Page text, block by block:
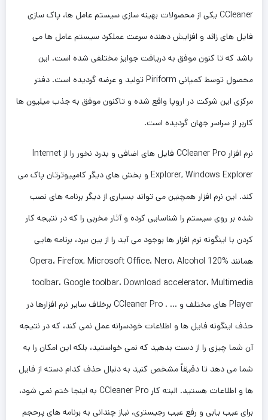
CCleaner یکی از محصولات بهینه سازی سیستم عامل ها، پاک سازی
فایل های زائد و افزایش دهنده سرعت عملکرد سیستم عامل ها می
باشد که تا کنون موفق به دریافت جوایز مختلفی شده است. این
محصول توسط کمپانی Piriform تولید و عرضه گردیده است. دفتر
مرکزی این شرکت در اروپا واقع شده و تاکنون موفق به جذب میلیون ها
کاربر از سراسر جهان گردیده است.
نرم افزار CCleaner Pro فایل های اضافی و بدرد نخور را از Internet
Explorer, Windows Explorer
و بخش های دیگر کامپیوترتان پاک می
کند. این نرم افزار همچنین می تواند بسیاری از دیگر برنامه های نصب
شده بر روی سیستم را شناسایی کرده و آثار مخربی را که در نتیجه کار
کردن با اینگونه نرم افزار ها بوجود می آید را از بین ببرد، برنامه هایی
همانند
Opera، Firefox, Microsoft Office، Nero، Alcohol 120%
toolbar، Google toolbar، Download accelerator، Multimedia
Player های مختلف و … . CCleaner Pro برخلاف سایر نرم افزارها در
حذف اینگونه فایل ها و اطلاعات خودسرانه عمل نمی کند، که در نتیجه
آن شما چیزی را از دست بدهید که نمی خواستید، بلکه این امکان را به
شما می دهد تا دقیقاً مشخص کنید به دنبال حذف کدام دسته از فایل
ها و اطلاعات هستید. البته کار CCleaner Pro به اینجا ختم نمی شود،
برای عیب یابی و رفع عیب رجیستری، نیاز چندانی به برنامه های پرحجم